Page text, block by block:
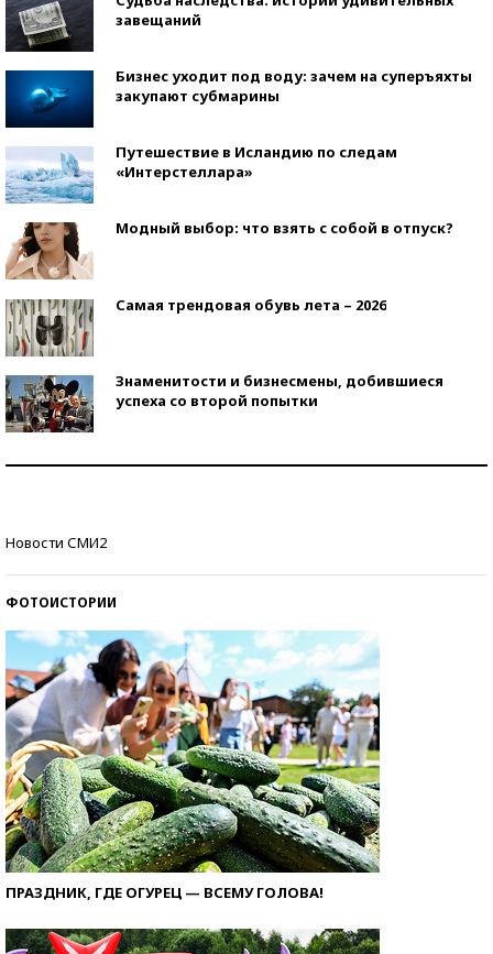
завещаний
Бизнес уходит под воду: зачем на суперъяхты
закупают субмарины
Путешествие в Исландию по следам
«Интерстеллара»
Модный выбор: что взять с собой в отпуск?
Самая трендовая обувь лета – 2026
Знаменитости и бизнесмены, добившиеся
успеха со второй попытки
Новости СМИ2
ФОТОИСТОРИИ
ПРАЗДНИК, ГДЕ ОГУРЕЦ — ВСЕМУ ГОЛОВА!